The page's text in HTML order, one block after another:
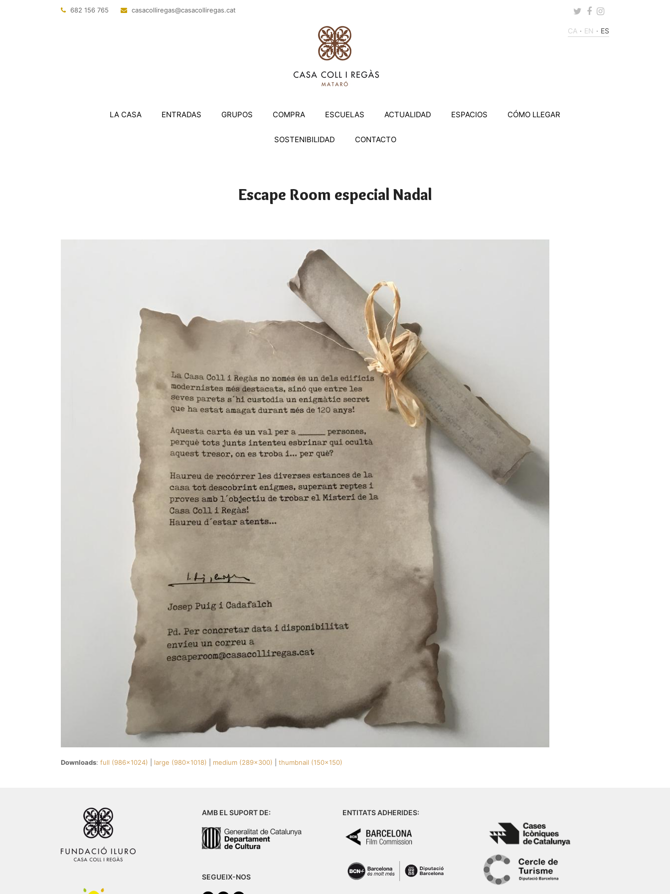
682 156 765 tac.sagerillocasac
@sagerillocasac Twitter
Facebook
Instagram
CA EN ES
LA CASA ENTRADAS GRUPOS COMPRA ESCUELAS ACTUALIDAD ESPACIOS CÓMO LLEGAR
SOSTENIBILIDAD CONTACTO
Escape Room especial Nadal
Downloads: full (986x1024) large (980x1018) medium (289x300) thumbnail (150x150)
AMB EL SUPORT DE:
SEGUEIX-NOS
ENTITATS ADHERIDES: